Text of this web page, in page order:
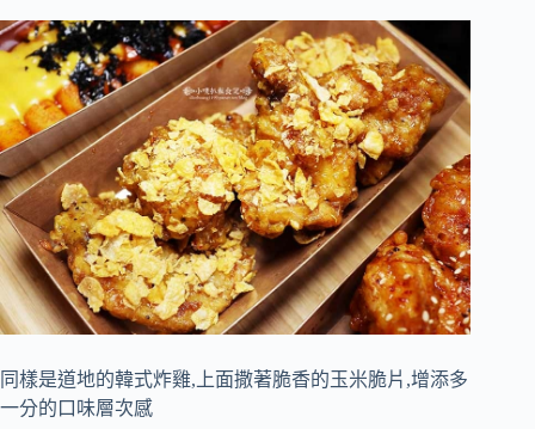
同樣是道地的韓式炸雞,上面撒著脆香的玉米脆片,增添多
一分的口味層次感